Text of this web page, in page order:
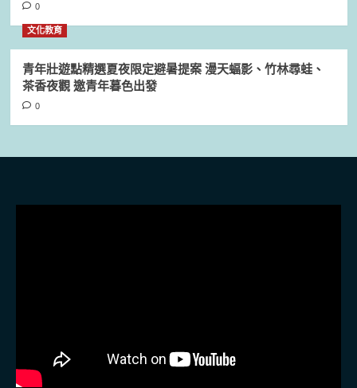
0
文化教育
青年壯遊點精選夏夜限定避暑提案 漫天蝠影、竹林尋蛙、
茶香夜觀 邀青年暮色出發
0